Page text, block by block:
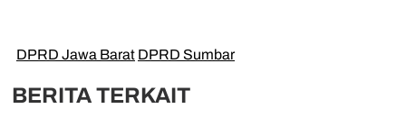
DPRD Jawa Barat DPRD Sumbar
BERITA TERKAIT